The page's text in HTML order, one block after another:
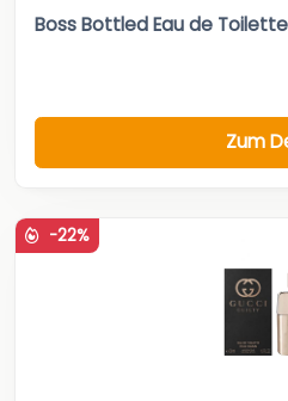
Boss Bottled Eau de
Zum
-22%